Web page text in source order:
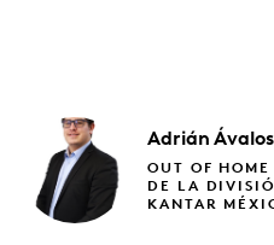
Adrián Ávalos
OUT OF
DE LA
KANTAR